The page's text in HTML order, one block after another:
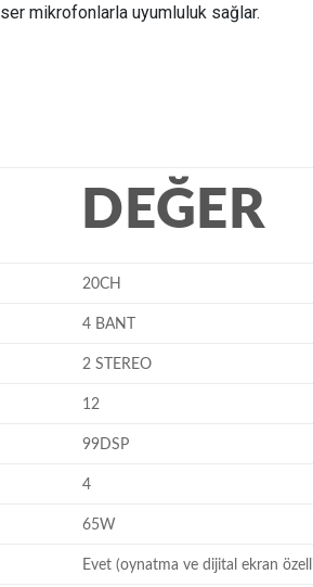
mikrofonlarla uyumluluk sağlar.
DEĞER
20CH
4 BANT
2 STEREO
12
99DSP
4
65W
Evet (oynatma ve dijital ekran